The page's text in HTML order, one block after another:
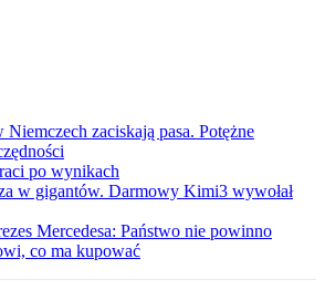
Niemczech zaciskają pasa. Potężne
po wynikach
w gigantów. Darmowy Kimi3 wywołał
Mercedesa: Państwo nie powinno
co ma kupować